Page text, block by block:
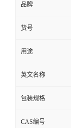
品牌
货号
用途
英文名称
包装规格
CAS编号